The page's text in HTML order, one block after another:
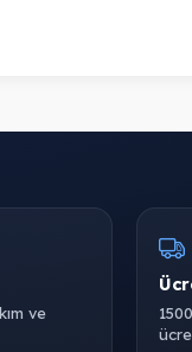
ve